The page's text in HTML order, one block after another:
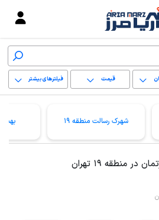
قیمت فیلترهای بیشتر
شهرک رسالت منطقه 19
منطقه 19 تهران